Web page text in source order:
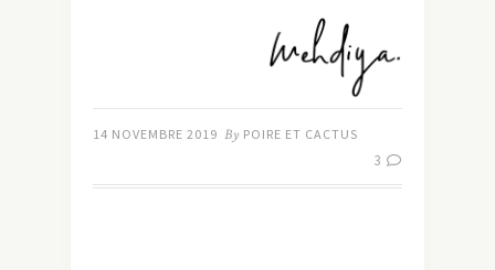
14 NOVEMBRE 2019 By POIRE ET CACTUS
3